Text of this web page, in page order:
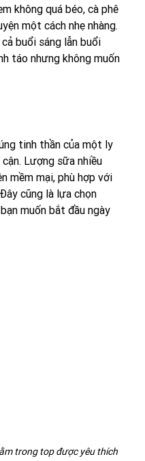
không quá béo, cà phê
một cách nhẹ nhàng.
buổi sáng lẫn buổi
táo nhưng không muốn
tinh thần của một ly
Lượng sữa nhiều
mềm mại, phù hợp với
cũng là lựa chọn
muốn bắt đầu ngày
trong top được yêu thích